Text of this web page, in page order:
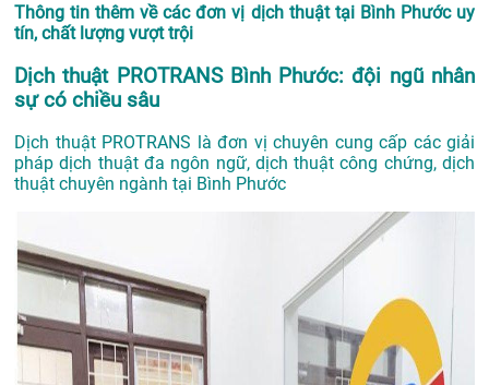
Thông tin thêm về các đơn vị dịch thuật tại Bình Phước uy
tín, chất lượng vượt trội
Dịch thuật PROTRANS Bình Phước: đội ngũ nhân
sự có chiều sâu
Dịch thuật PROTRANS là đơn vị chuyên cung cấp các giải
pháp dịch thuật đa ngôn ngữ, dịch thuật công chứng, dịch
thuật chuyên ngành tại Bình Phước